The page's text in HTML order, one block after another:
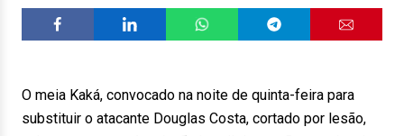
O meia Kaká, convocado na noite de quinta-feira para
substituir o atacante Douglas Costa, cortado por lesão,